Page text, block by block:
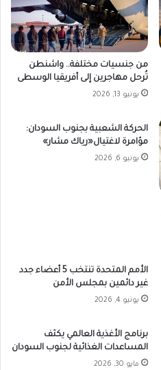
من جنسيات مختلفة.. واشنطن
تُرحل مهاجرين إلى أفريقيا الوسطى
يونيو 13, 2026
الحركة الشعبية بجنوب السودان:
مؤامرة لاغتيال«رياك مشار»
يونيو 6, 2026
الأمم المتحدة تنتخب 5 أعضاء جدد
غير دائمين بمجلس الأمن
يونيو 4, 2026
برنامج الأغذية العالمي يكثف
المساعدات الغذائية لجنوب السودان
مايو 30, 2026